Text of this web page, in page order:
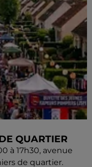
QUARTIER
à 17h30, avenue
de quartier.